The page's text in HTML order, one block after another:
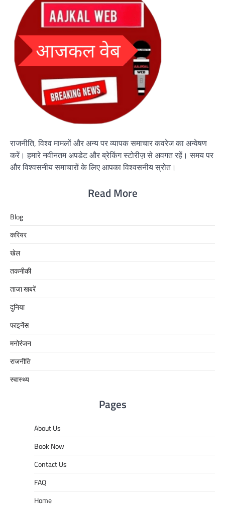
राजनीति, विश्व मामलों और अन्य पर व्यापक समाचार कवरेज का अन्वेषण
करें। हमारे नवीनतम अपडेट और ब्रेकिंग स्टोरीज़ से अवगत रहें। समय पर
और विश्वसनीय समाचारों के लिए आपका विश्वसनीय स्रोत।
Read More
Blog
करियर
खेल
तकनीकी
ताजा खबरें
दुनिया
फाइनेंस
मनोरंजन
राजनीति
स्वास्थ्य
Pages
About Us
Book Now
Contact Us
FAQ
Home